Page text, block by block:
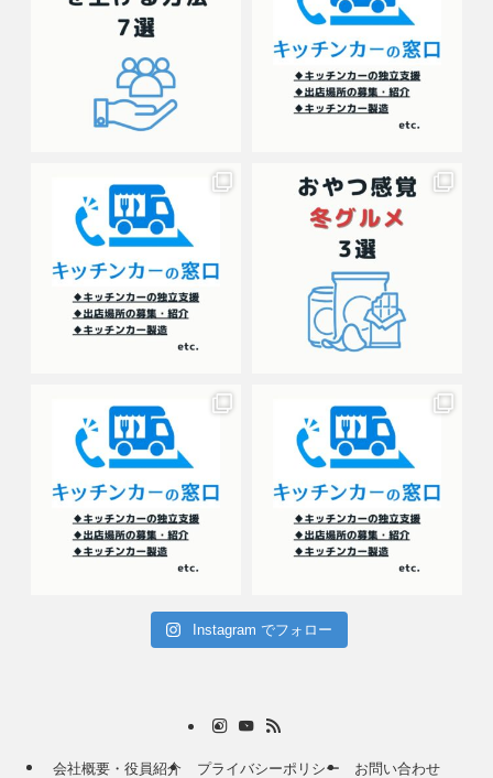
Instagram でフォロー
会社概要・役員紹介 プライバシーポリシー お問い合わせ